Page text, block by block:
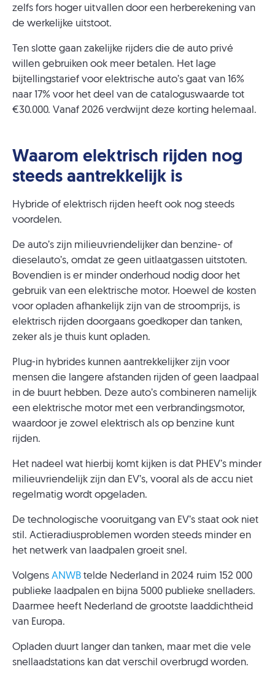
zelfs fors hoger uitvallen door een herberekening van
de werkelijke uitstoot.
Ten slotte gaan zakelijke rijders die de auto privé
willen gebruiken ook meer betalen. Het lage
bijtellingstarief voor elektrische auto’s gaat van 16%
naar 17% voor het deel van de cataloguswaarde tot
€30.000. Vanaf 2026 verdwijnt deze korting helemaal.
Waarom elektrisch rijden nog
steeds aantrekkelijk is
Hybride of elektrisch rijden heeft ook nog steeds
voordelen.
De auto’s zijn milieuvriendelijker dan benzine- of
dieselauto’s, omdat ze geen uitlaatgassen uitstoten.
Bovendien is er minder onderhoud nodig door het
gebruik van een elektrische motor. Hoewel de kosten
voor opladen afhankelijk zijn van de stroomprijs, is
elektrisch rijden doorgaans goedkoper dan tanken,
zeker als je thuis kunt opladen.
Plug-in hybrides kunnen aantrekkelijker zijn voor
mensen die langere afstanden rijden of geen laadpaal
in de buurt hebben. Deze auto’s combineren namelijk
een elektrische motor met een verbrandingsmotor,
waardoor je zowel elektrisch als op benzine kunt
rijden.
Het nadeel wat hierbij komt kijken is dat PHEV’s minder
milieuvriendelijk zijn dan EV’s, vooral als de accu niet
regelmatig wordt opgeladen.
De technologische vooruitgang van EV’s staat ook niet
stil. Actieradiusproblemen worden steeds minder en
het netwerk van laadpalen groeit snel.
Volgens ANWB telde Nederland in 2024 ruim 152 000
publieke laadpalen en bijna 5000 publieke snelladers.
Daarmee heeft Nederland de grootste laaddichtheid
van Europa.
Opladen duurt langer dan tanken, maar met die vele
snellaadstations kan dat verschil overbrugd worden.